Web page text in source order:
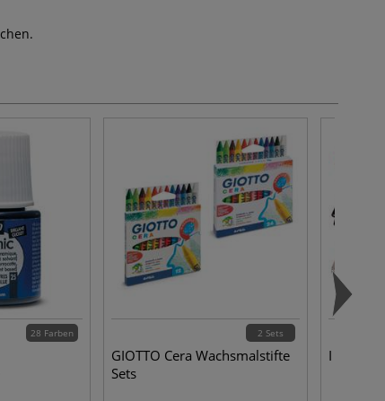
28 Farben 2 Sets
GIOTTO Cera Wachsmalstifte
Sets
I LOVE